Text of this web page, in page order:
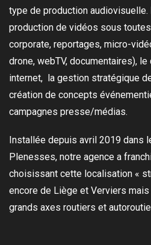
type de production audiovisuelle.
production de vidéos sous
corporate, reportages, micro-
drone, webTV, documentaires),
internet, la gestion stratégique
création de concepts
campagnes presse/médias.
Installée depuis avril 2019 dans
Plenesses, notre agence a
choisissant cette localisation «
encore de Liège et Verviers
grands axes routiers et